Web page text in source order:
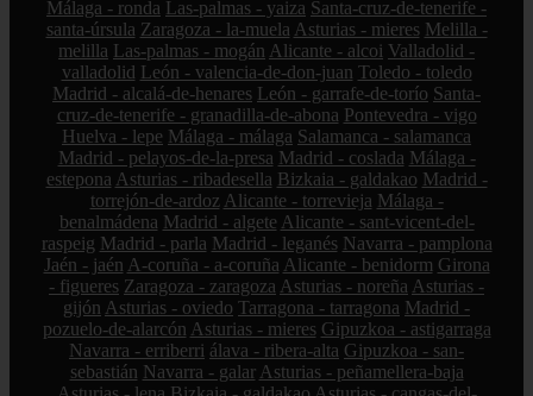
Málaga - ronda Las-palmas - yaiza Santa-cruz-de-tenerife -
santa-úrsula Zaragoza - la-muela Asturias - mieres Melilla -
melilla Las-palmas - mogán Alicante - alcoi Valladolid -
valladolid León - valencia-de-don-juan Toledo - toledo
Madrid - alcalá-de-henares León - garrafe-de-torío Santa-
cruz-de-tenerife - granadilla-de-abona Pontevedra - vigo
Huelva - lepe Málaga - málaga Salamanca - salamanca
Madrid - pelayos-de-la-presa Madrid - coslada Málaga -
estepona Asturias - ribadesella Bizkaia - galdakao Madrid -
torrejón-de-ardoz Alicante - torrevieja Málaga -
benalmádena Madrid - algete Alicante - sant-vicent-del-
raspeig Madrid - parla Madrid - leganés Navarra - pamplona
Jaén - jaén A-coruña - a-coruña Alicante - benidorm Girona
- figueres Zaragoza - zaragoza Asturias - noreña Asturias -
gijón Asturias - oviedo Tarragona - tarragona Madrid -
pozuelo-de-alarcón Asturias - mieres Gipuzkoa - astigarraga
Navarra - erriberri álava - ribera-alta Gipuzkoa - san-
sebastián Navarra - galar Asturias - peñamellera-baja